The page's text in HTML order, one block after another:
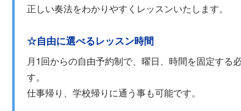
正しい奏法をわかりやすくレッスンいたします。
☆自由に選べるレッスン時間
月1回からの自由予約制で、曜日、時間を固定する
す。
仕事帰り、学校帰りに通う事も可能です。